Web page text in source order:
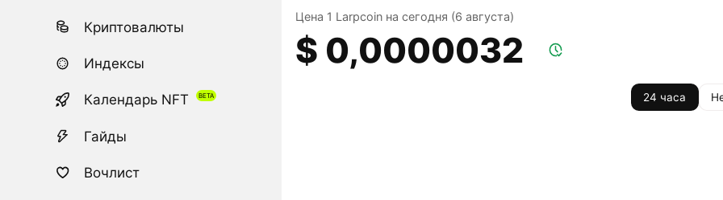
Криптовалюты
Индексы
Календарь NFT
Гайды
Вочлист
Цена 1 Larpcoin на сегодня (6 августа)
$ 0,0000032
24 часа